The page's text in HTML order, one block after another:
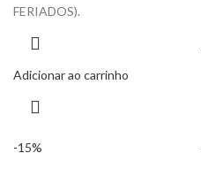
FERIADOS).
Adicionar ao carrinho
-15%